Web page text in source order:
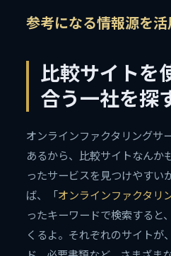
参考になる情報源を活
比較サイトを
合う一社を探
オンラインファクタリングサ
あるから、比較サイトなんか
ったサービスを見つけやすい
ば、「オンラインファクタリ
ったキーワードで検索すると
くるよ。それぞれのサイトが